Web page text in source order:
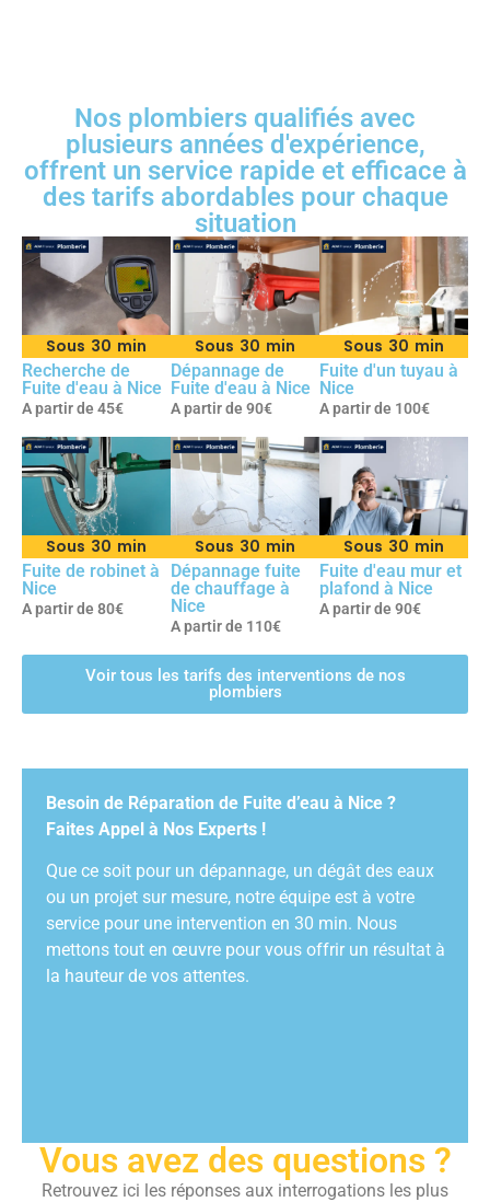
Nos plombiers qualifiés avec
plusieurs années d'expérience,
offrent un service rapide et efficace à
des tarifs abordables pour chaque
situation
Sous 30 min
Recherche de
Fuite d'eau à Nice
A partir de 45€
Sous 30 min
Dépannage de
Fuite d'eau à Nice
A partir de 90€
Sous 30 min
Fuite d'un tuyau à
Nice
A partir de 100€
Sous 30 min
Fuite de robinet à
Nice
A partir de 80€
Sous 30 min
Dépannage fuite
de chauffage à
Nice
A partir de 110€
Sous 30 min
Fuite d'eau mur et
plafond à Nice
A partir de 90€
Voir tous les tarifs des interventions de nos
plombiers
Besoin de Réparation de Fuite d’eau à Nice ?
Faites Appel à Nos Experts !
Que ce soit pour un dépannage, un dégât des eaux
ou un projet sur mesure, notre équipe est à votre
service pour une intervention en 30 min. Nous
mettons tout en œuvre pour vous offrir un résultat à
la hauteur de vos attentes.
Vous avez des questions ?
Retrouvez ici les réponses aux interrogations les plus